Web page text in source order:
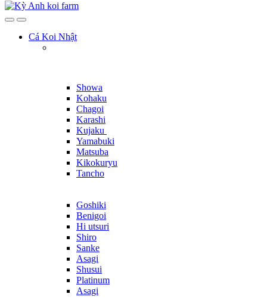
Cá Koi Nhật
Showa
Kohaku
Chagoi
Karashi
Kujaku
Yamabuki
Matsuba
Kikokuryu
Tancho
Goshiki
Benigoi
Hi utsuri
Shiro
Sanke
Asagi
Shusui
Platinum
Asagi